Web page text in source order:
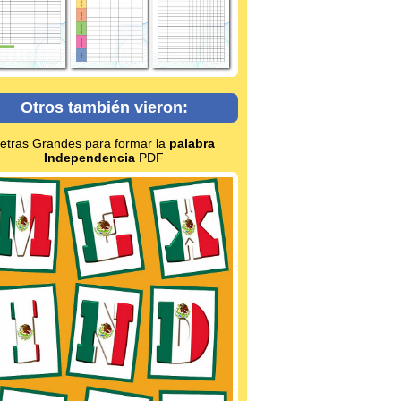
Otros también vieron:
Grandes para formar la palabra
Independencia PDF